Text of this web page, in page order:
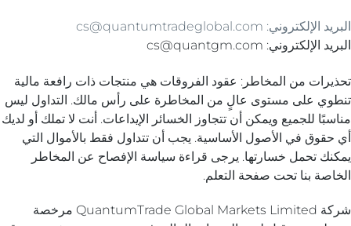
البريد الإلكتروني: cs@quantumtradeglobal.com
البريد الإلكتروني: cs@quantgm.com
تحذيرات من المخاطر: عقود الفروقات هي منتجات ذات رافعة مالية
تنطوي على مستوى عالٍ من المخاطرة على رأس مالك. التداول ليس
مناسبًا للجميع ويمكن أن تتجاوز الخسائر الإيداعات. أنت لا تملك أو لديك
أي حقوق في الأصول الأساسية. يجب أن تتداول فقط بالأموال التي
يمكنك تحمل خسارتها. يرجى قراءة سياسة الإفصاح عن المخاطر
الخاصة بنا تحت صفحة التعلم.
شركة QuantumTrade Global Markets Limited مرخصة